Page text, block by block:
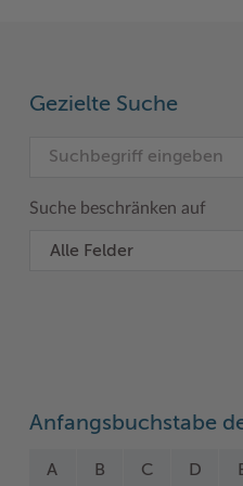
Gezielte Suche
Suche beschränken auf
Anfangsbuchstabe
A B C D